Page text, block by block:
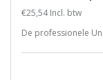
€25,54 Incl. btw
De professionele